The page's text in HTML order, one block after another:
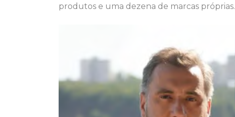
produtos e uma dezena de marcas próprias.